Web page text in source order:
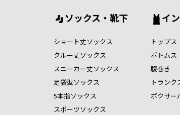
ソックス・靴下
ショート丈ソックス
クルー丈ソックス
スニーカー丈ソックス
足袋型ソックス
5本指ソックス
スポーツソックス
イ
トップス
ボトムス
腹巻き
トランク
ボクサー